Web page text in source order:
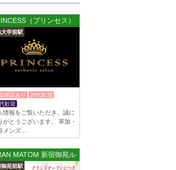
稼げるだけでなく、高待
ぜひご活用ください♪
稼げるだけでなく、高待
ぜひご活用ください♪
あり 一緒に働いてくだ
（プリンセス）
大学前駅
保証あり
20代歓迎
歓迎
情報をご覧いただき、誠に
がとうございます。 草加・
メンズ…
MATOM 新宿御苑ルーム
御苑前駅